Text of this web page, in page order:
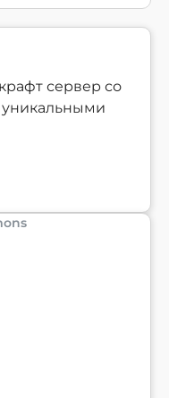
сервер со